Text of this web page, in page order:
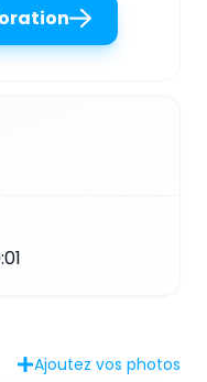
Ajoutez vos photos